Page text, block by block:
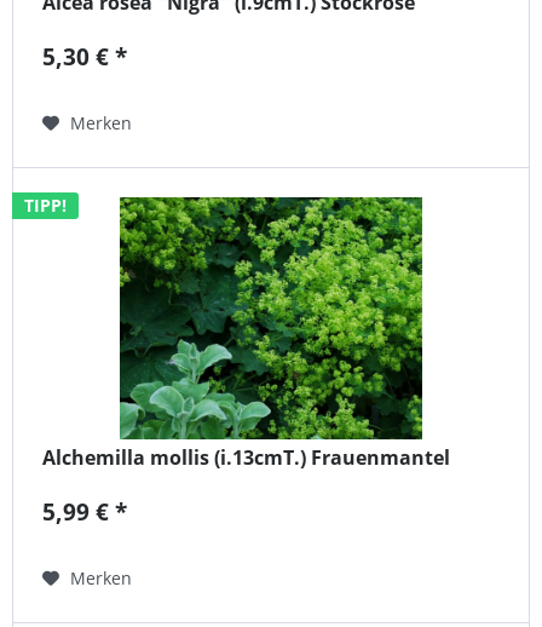
5,30 € *
Merken
TIPP!
Alchemilla mollis (i.13cmT.) Frauenmantel
5,99 € *
Merken